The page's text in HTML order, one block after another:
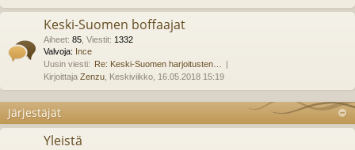
Keski-Suomen boffaajat
Aiheet: 85 Viestit: 1332
Valvoja: Ince
Uusin viesti: Re: Keski-Suomen harjoitusten…
Kirjoittaja Zenzu , Keskiviikko, 16.05.2018 15:19
Järjestäjät
Yleistä